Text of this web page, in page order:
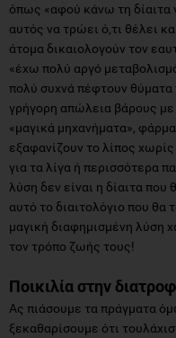
όπως «αφού κάνω τη δίαιτα
αυτός να τρώει ό,τι θέλει
άτομα δικαιολογούν τον
«έχω πολύ αργό
πολύ συχνά πέφτουν
γρήγορη απώλεια βάρους με
«μαγικά μηχανήματα»,
εξαφανίζουν το λίπος
για τα λίγα ή περισσότερα
λύση δεν είναι η δίαιτα
αυτό το διαιτολόγιο που θα
μαγική διαφημισμένη λύση
τον τρόπο ζωής τους!
Ποικιλία στην
Ας πιάσουμε τα πράγματα
ξεκαθαρίσουμε ότι